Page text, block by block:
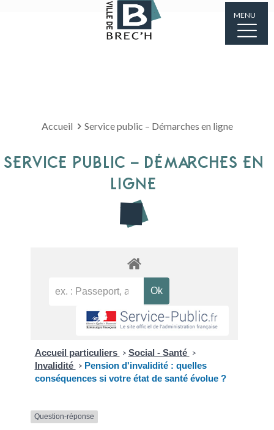
MENU
Accueil Service public – Démarches en ligne
SERVICE PUBLIC – DÉMARCHES EN
LIGNE
Accueil particuliers > Social - Santé >
Invalidité > Pension d'invalidité : quelles
conséquences si votre état de santé évolue ?
Question-réponse